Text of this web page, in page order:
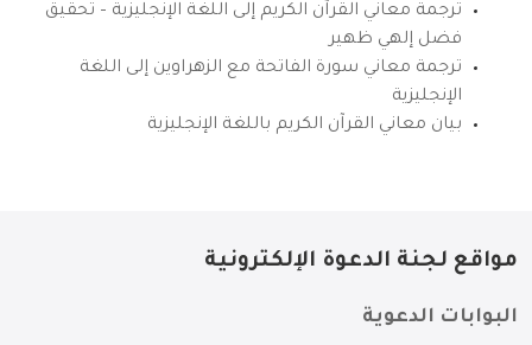
ترجمة معاني القرآن الكريم إلى اللغة الإنجليزية – تحقيق
فضل إلهي ظهير
ترجمة معاني سورة الفاتحة مع الزهراوين إلى اللغة
الإنجليزية
بيان معاني القرآن الكريم باللغة الإنجليزية
مواقع لجنة الدعوة الإلكترونية
البوابات الدعوية